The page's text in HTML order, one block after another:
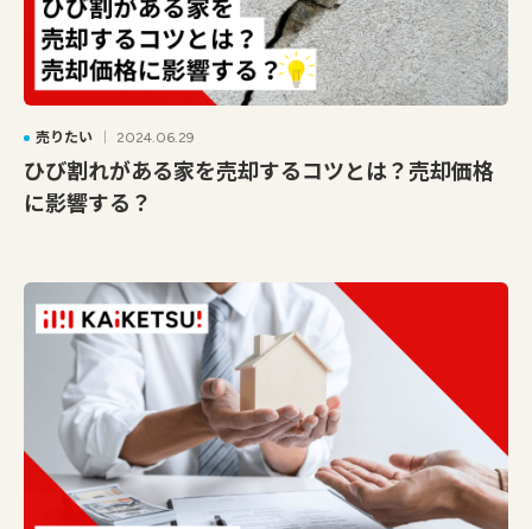
売りたい 2024.06.29
ひび割れがある家を売却するコツとは？売却価格
に影響する？